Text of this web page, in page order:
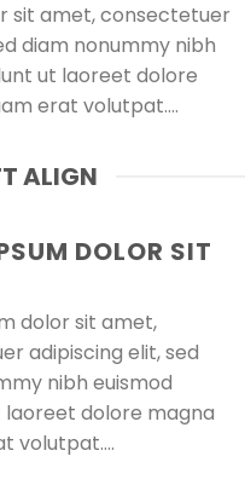
sit amet, consectetuer
diam nonummy nibh
ut laoreet dolore
erat volutpat….
ALIGN
DOLOR SIT
dolor sit amet,
adipiscing elit, sed
nibh euismod
dolore magna
volutpat….